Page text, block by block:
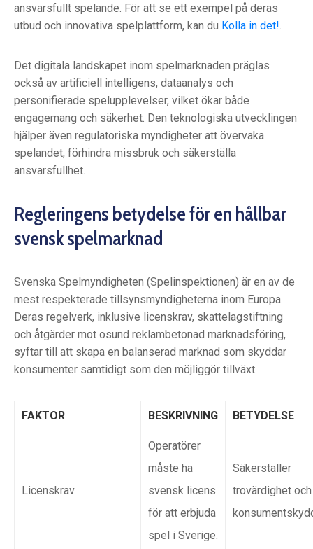
ansvarsfullt spelande. För att se ett exempel på deras
utbud och innovativa spelplattform, kan du Kolla in det!
Det digitala landskapet inom spelmarknaden präglas
också av artificiell intelligens, dataanalys och
personifierade spelupplevelser, vilket ökar både
engagemang och säkerhet. Den teknologiska utvecklingen
hjälper även regulatoriska myndigheter att övervaka
spelandet, förhindra missbruk och säkerställa
ansvarsfullhet.
Regleringens betydelse för en hållbar
svensk spelmarknad
Svenska Spelmyndigheten (Spelinspektionen) är en av de
mest respekterade tillsynsmyndigheterna inom Europa.
Deras regelverk, inklusive licenskrav, skattelagstiftning
och åtgärder mot osund reklambetonad marknadsföring,
syftar till att skapa en balanserad marknad som skyddar
konsumenter samtidigt som den möjliggör tillväxt.
FAKTOR BESKRIVNING BETYDELSE
Licenskrav
Operatörer
måste ha
svensk licens
för att erbjuda
spel i Sverige.
Säkerställer
trovärdighet och